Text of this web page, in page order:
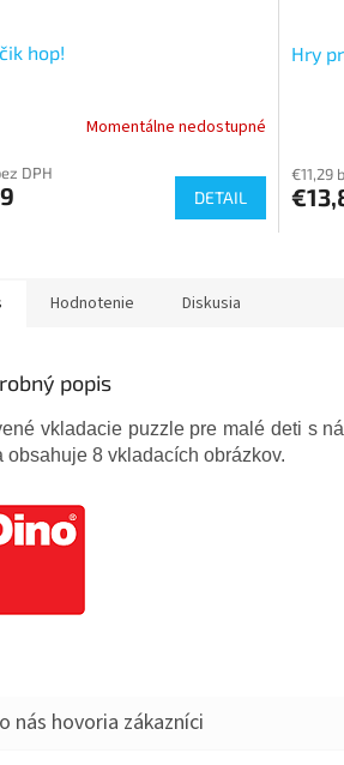
hop!
Momentálne nedostupné
DPH
DETAIL
Hry
€11,29
Hodnotenie Diskusia
popis
vkladacie puzzle pre malé deti s
obsahuje 8 vkladacích obrázkov.